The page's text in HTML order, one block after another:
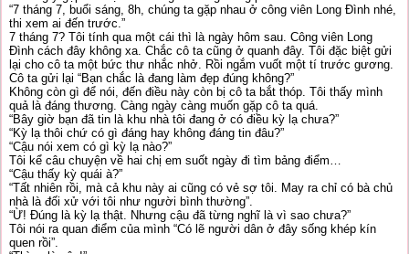
“7 tháng 7, buổi sáng, 8h, chúng ta gặp nhau ở công viên Long Đình nhé,
thi xem ai đến trước.”
7 tháng 7? Tôi tính qua một cái thì là ngày hôm sau. Công viên Long
Đình cách đây không xa. Chắc cô ta cũng ở quanh đây. Tôi đặc biệt gửi
lại cho cô ta một bức thư nhắc nhở. Rồi ngắm vuốt một tí trước gương.
Cô ta gửi lại “Bạn chắc là đang làm đẹp đúng không?”
Không còn gì để nói, đến điều này còn bị cô ta bắt thóp. Tôi thấy mình
quả là đáng thương. Càng ngày càng muốn gặp cô ta quá.
“Bây giờ bạn đã tin là khu nhà tôi đang ở có điều kỳ lạ chưa?”
“Kỳ lạ thôi chứ có gì đáng hay không đáng tin đâu?”
“Cậu nói xem có gì kỳ lạ nào?”
Tôi kể câu chuyện về hai chị em suốt ngày đi tìm bảng điểm…
“Cậu thấy kỳ quái à?”
“Tất nhiên rồi, mà cả khu này ai cũng có vẻ sợ tôi. May ra chỉ có bà chủ
nhà là đối xử với tôi như người bình thường”.
“Ừ! Đúng là kỳ lạ thật. Nhưng cậu đã từng nghĩ là vì sao chưa?”
Tôi nói ra quan điểm của mình “Có lẽ người dân ở đây sống khép kín
quen rồi”.